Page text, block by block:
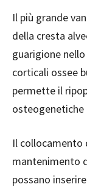
Il più grande
della cresta
guarigione
corticali ossee
permette il
osteogenetiche
Il collocamento
mantenimento
possano